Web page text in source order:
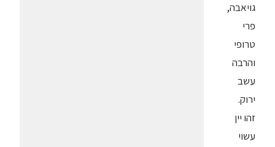
גויאבה,
פרי
טרופי
והרבה
עשב
ירוק.
זהו יין
עשוי